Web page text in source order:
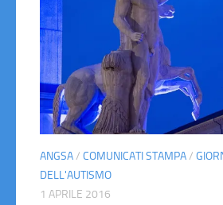
ANGSA/ COMUNICATI STAMPA/
DELL'AUTISMO
1 APRILE 2016